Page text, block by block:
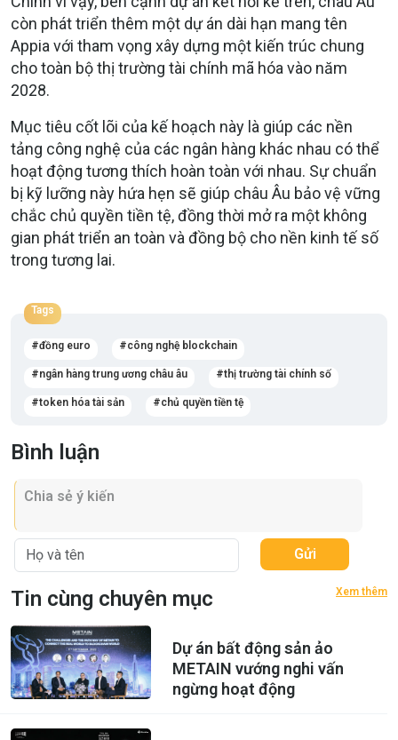
còn phát triển thêm một dự án dài hạn mang tên
Appia với tham vọng xây dựng một kiến trúc chung
cho toàn bộ thị trường tài chính mã hóa vào năm
2028.
Mục tiêu cốt lõi của kế hoạch này là giúp các nền
tảng công nghệ của các ngân hàng khác nhau có thể
hoạt động tương thích hoàn toàn với nhau. Sự chuẩn
bị kỹ lưỡng này hứa hẹn sẽ giúp châu Âu bảo vệ vững
chắc chủ quyền tiền tệ, đồng thời mở ra một không
gian phát triển an toàn và đồng bộ cho nền kinh tế số
trong tương lai.
Tags
đồng euro công nghệ blockchain
ngân hàng trung ương châu âu thị trường tài chính số
token hóa tài sản chủ quyền tiền tệ
Bình luận
Gửi
Tin cùng chuyên mục Xem thêm
Dự án bất động sản ảo
METAIN vướng nghi vấn
ngừng hoạt động